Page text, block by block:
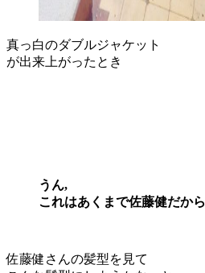
真っ白のダブルジャケット
が出来上がったとき
うん,
これはあくまで佐藤健だから
佐藤健さんの髪型を見て